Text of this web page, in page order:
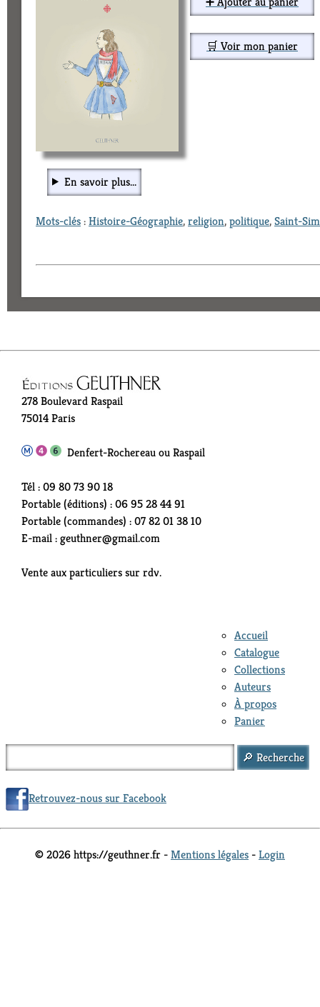
🛒 Voir mon panier
En savoir plus...
Mots-clés:Histoire-Géographie,religion,politique,Saint-
278 Boulevard Raspail
75014 Paris
Denfert-Rochereau ou Raspail
Tél : 09 80 73 90 18
Portable (éditions) : 06 95 28 44 91
Portable (commandes) : 07 82 01 38 10
E-mail : geuthner@gmail.com
Vente aux particuliers sur rdv.
Accueil
Catalogue
Collections
Auteurs
À propos
Panier
Retrouvez-nous sur Facebook
© 2026 https://geuthner.fr -Mentions légales -Login